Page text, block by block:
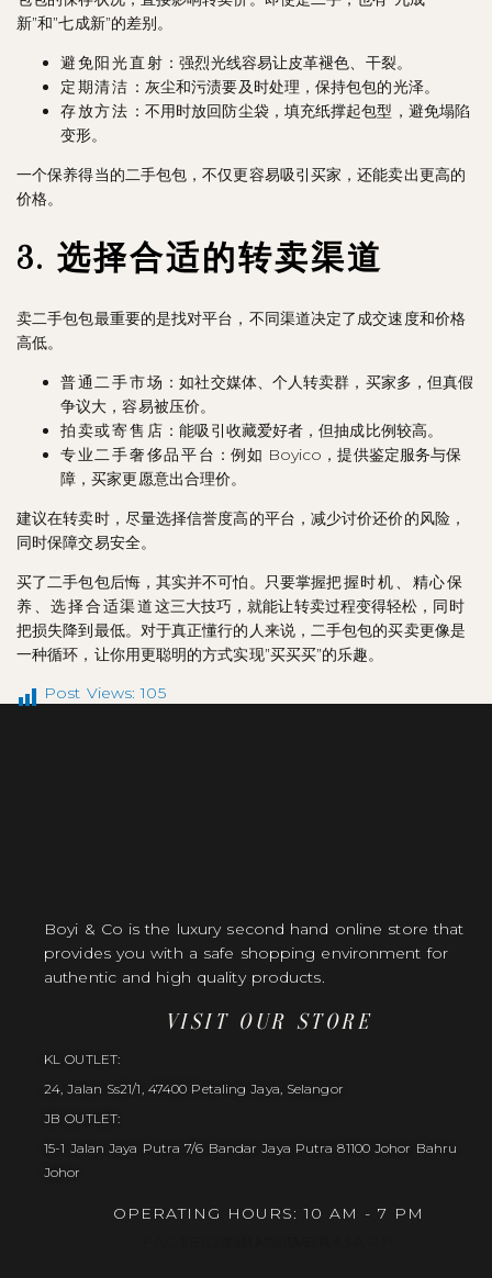
新”和”七成新”的差别。
避免阳光直射 ：强烈光线容易让皮革褪色、干裂。
定期清洁 ：灰尘和污渍要及时处理，保持包包的光泽。
存放方法 ：不用时放回防尘袋，填充纸撑起包型，避免塌陷
变形。
一个保养得当的二手包包，不仅更容易吸引买家，还能卖出更高的
价格。
3. 选择合适的转卖渠道
卖二手包包最重要的是找对平台，不同渠道决定了成交速度和价格
高低。
普通二手市场 ：如社交媒体、个人转卖群，买家多，但真假
争议大，容易被压价。
拍卖或寄售店 ：能吸引收藏爱好者，但抽成比例较高。
专业二手奢侈品平台 ：例如 Boyico，提供鉴定服务与保
障，买家更愿意出合理价。
建议在转卖时，尽量选择信誉度高的平台，减少讨价还价的风险，
同时保障交易安全。
买了二手包包后悔，其实并不可怕。只要掌握把握时机、精心保
养、选择合适渠道这三大技巧，就能让转卖过程变得轻松，同时
把损失降到最低。对于真正懂行的人来说，二手包包的买卖更像是
一种循环，让你用更聪明的方式实现”买买买”的乐趣。
Post Views: 105
Boyi & Co is the luxury second hand online store that
provides you with a safe shopping environment for
authentic and high quality products.
VISIT OUR STORE
KL OUTLET:
24, Jalan Ss21/1, 47400 Petaling Jaya, Selangor
JB OUTLET:
15-1 Jalan Jaya Putra 7/6 Bandar Jaya Putra 81100 Johor Bahru
Johor
OPERATING HOURS: 10 AM - 7 PM